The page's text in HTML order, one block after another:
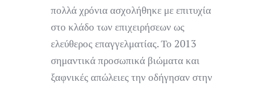
πολλά χρόνια ασχολήθηκε με επιτυχία
στο κλάδο των επιχειρήσεων ως
ελεύθερος επαγγελματίας.Το 2013
σημαντικά προσωπικά βιώματα και
ξαφνικές απώλειες την οδήγησαν στην